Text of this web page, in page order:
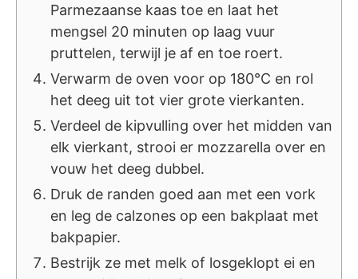
Parmezaanse kaas toe en laat het
mengsel 20 minuten op laag vuur
pruttelen, terwijl je af en toe roert.
Verwarm de oven voor op 180°C en rol
het deeg uit tot vier grote vierkanten.
Verdeel de kipvulling over het midden van
elk vierkant, strooi er mozzarella over en
vouw het deeg dubbel.
Druk de randen goed aan met een vork
en leg de calzones op een bakplaat met
bakpapier.
Bestrijk ze met melk of losgeklopt ei en